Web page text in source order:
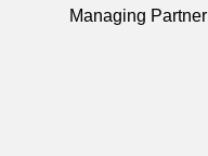
Managing Partner